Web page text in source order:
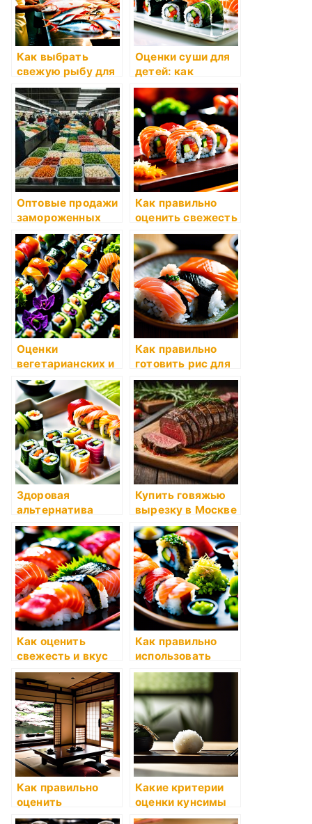
Как выбрать
свежую рыбу для
суши?
Оценки суши для
детей: как
выбрать
безопасные
варианты?
Оптовые продажи
замороженных
продуктов: Как
выбрать
надежного
поставщика
Как правильно
оценить свежесть
рыбы для суши?
Оценки
вегетарианских и
веганских суши-
роллов
Как правильно
готовить рис для
суши?
Здоровая
альтернатива
суши: какие
продукты
подходят для
приготовления
роллов без сыра и
риса?
Купить говяжью
вырезку в Москве
с доставкой на
дом: лучшая цена
на вырезку
говядины
Как оценить
свежесть и вкус
импортной рыбы
для суши?
Как правильно
использовать
имбирь и васаби с
суши?
Как правильно
оценить
гостиничные
Какие критерии
оценки кунсимы
(рисовая